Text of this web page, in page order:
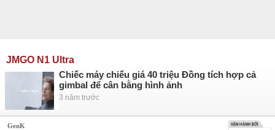
JMGO N1 Ultra
Chiếc máy chiếu giá 40 triệu Đồng tích hợp cả
gimbal để cân bằng hình ảnh
3 năm trước
GenK